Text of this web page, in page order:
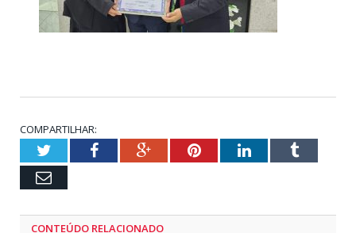
COMPARTILHAR:
TwitterFacebookGoogle+PinterestLinkedInTumblr
Email
CONTEÚDO RELACIONADO